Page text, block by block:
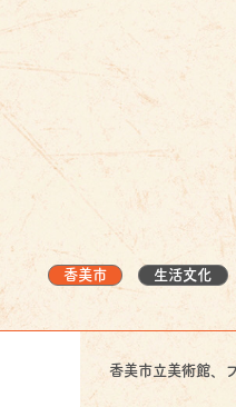
香美市 生活文化
香美市立美術館、